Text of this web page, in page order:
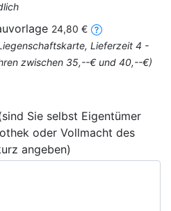
24,80 €
Lieferzeit 4 -
zwischen 35,--€ und 40,--€)
Sie selbst Eigentümer
oder Vollmacht des
angeben)